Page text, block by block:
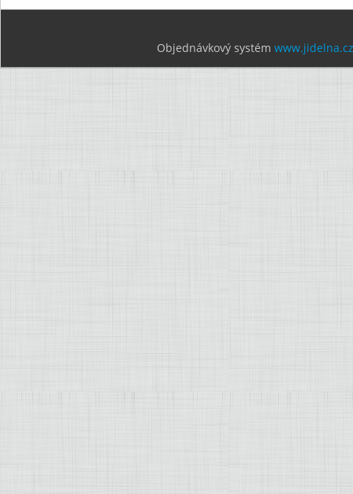
Objednávkový systém www.jidelna.cz